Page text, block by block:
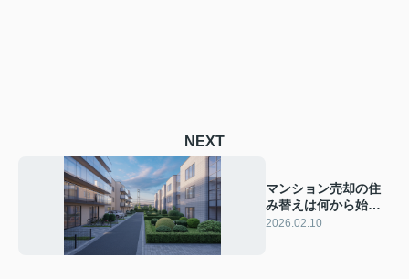
NEXT
マンション売却の住
み替えは何から始め
るべき？手順や流れ
2026.02.10